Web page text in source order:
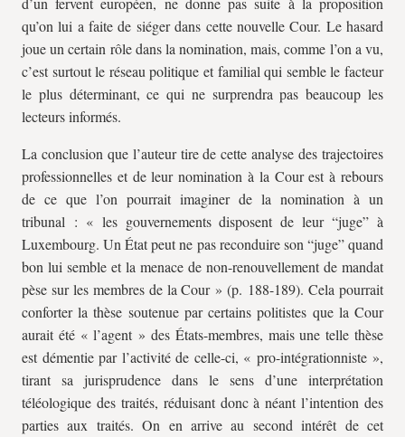
qu’on lui a faite de siéger dans cette nouvelle Cour. Le hasard
joue un certain rôle dans la nomination, mais, comme l’on a vu,
c’est surtout le réseau politique et familial qui semble le facteur
le plus déterminant, ce qui ne surprendra pas beaucoup les
lecteurs informés.
La conclusion que l’auteur tire de cette analyse des trajectoires
professionnelles et de leur nomination à la Cour est à rebours
de ce que l’on pourrait imaginer de la nomination à un
tribunal : « les gouvernements disposent de leur “juge” à
Luxembourg. Un État peut ne pas reconduire son “juge” quand
bon lui semble et la menace de non-renouvellement de mandat
pèse sur les membres de la Cour » (p. 188-189). Cela pourrait
conforter la thèse soutenue par certains politistes que la Cour
aurait été « l’agent » des États-membres, mais une telle thèse
est démentie par l’activité de celle-ci, « pro-intégrationniste »,
tirant sa jurisprudence dans le sens d’une interprétation
téléologique des traités, réduisant donc à néant l’intention des
parties aux traités. On en arrive au second intérêt de cet